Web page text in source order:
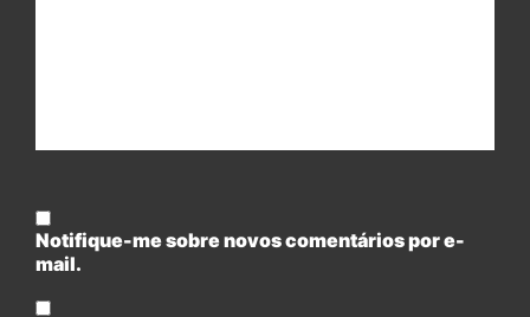
Notifique-me sobre novos comentários por e-
mail.